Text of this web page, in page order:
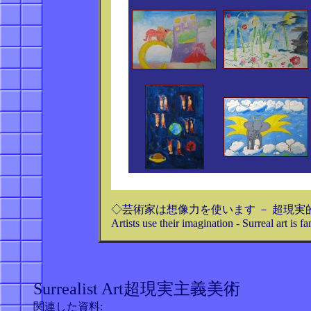
◇芸術家は想像力を使います － 超現実
Artists use their imagination - Surreal art is
Surrealist Art超現実主義美術
関連した資料: